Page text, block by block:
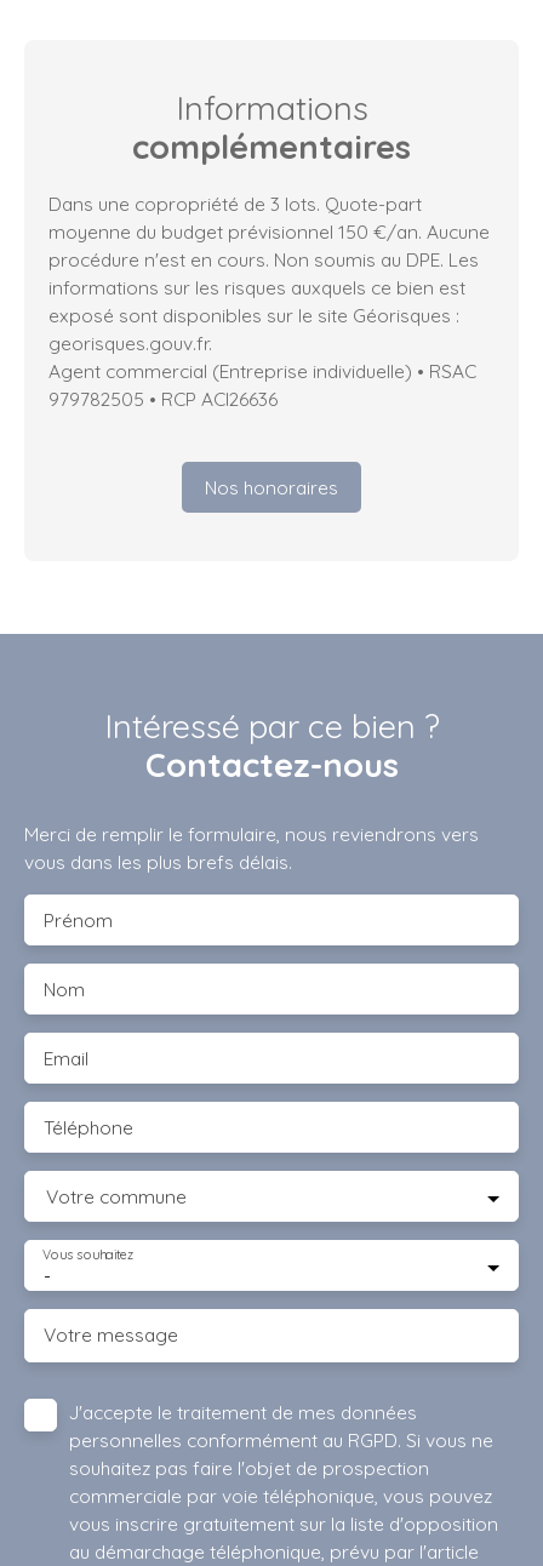
Informations
complémentaires
Dans une copropriété de 3 lots. Quote-part
moyenne du budget prévisionnel 150 €/an. Aucune
procédure n'est en cours. Non soumis au DPE. Les
informations sur les risques auxquels ce bien est
exposé sont disponibles sur le site Géorisques :
georisques.gouv.fr.
Agent commercial (Entreprise individuelle) • RSAC
979782505 • RCP ACI26636
Nos honoraires
Intéressé par ce bien ?
Contactez-nous
Merci de remplir le formulaire, nous reviendrons vers
vous dans les plus brefs délais.
Prénom
Nom
Email
Téléphone
Votre commune
-
Vous souhaitez
Votre message
J'accepte le traitement de mes données
personnelles conformément au RGPD. Si vous ne
souhaitez pas faire l'objet de prospection
commerciale par voie téléphonique, vous pouvez
vous inscrire gratuitement sur la liste d'opposition
au démarchage téléphonique, prévu par l'article